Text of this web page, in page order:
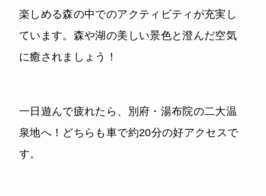
楽しめる森の中でのアクティビティが充実し
ています。森や湖の美しい景色と澄んだ空気
に癒されましょう！
一日遊んで疲れたら、別府・湯布院の二大温
泉地へ！どちらも車で約20分の好アクセスで
す。